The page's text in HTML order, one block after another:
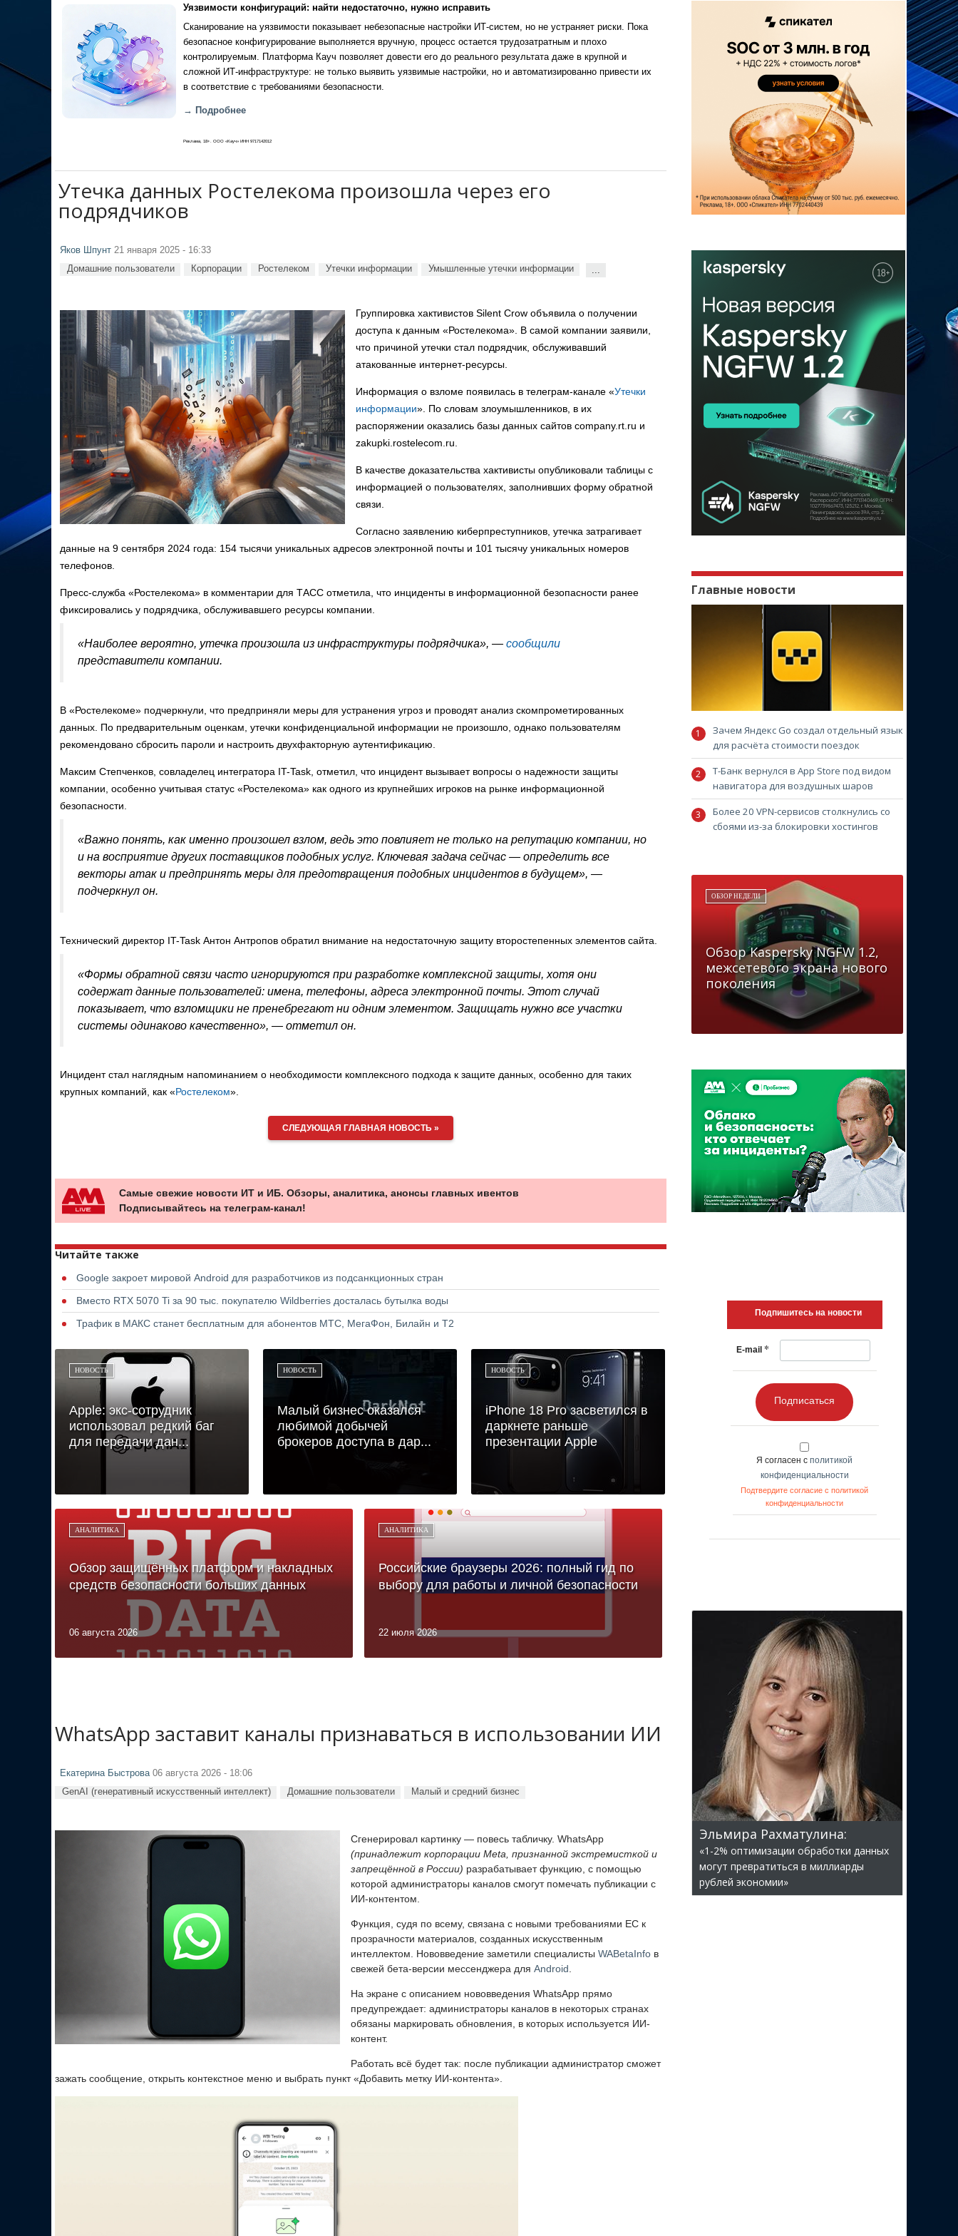
Уязвимости конфигураций: найти недостаточно, нужно исправить
Сканирование на уязвимости показывает небезопасные настройки ИТ-систем, но не устраняет риски. Пока
безопасное конфигурирование выполняется вручную, процесс остается трудозатратным и плохо
контролируемым. Платформа Кауч позволяет довести его до реального результата даже в крупной и
сложной ИТ-инфраструктуре: не только выявить уязвимые настройки, но и автоматизированно привести их
в соответствие с требованиями безопасности.
→ Подробнее
Реклама, 18+. ООО «Кауч» ИНН 9717142012
Утечка данных Ростелекома произошла через его
подрядчиков
Яков Шпунт 21 января 2025 - 16:33
Домашние пользователи Корпорации Ростелеком Утечки информации Умышленные утечки информации ...
Группировка хактивистов Silent Crow объявила о получении
доступа к данным «Ростелекома». В самой компании заявили,
что причиной утечки стал подрядчик, обслуживавший
атакованные интернет-ресурсы.
Информация о взломе появилась в телеграм-канале «Утечки
информации». По словам злоумышленников, в их
распоряжении оказались базы данных сайтов company.rt.ru и
zakupki.rostelecom.ru.
В качестве доказательства хактивисты опубликовали таблицы с
информацией о пользователях, заполнивших форму обратной
связи.
Согласно заявлению киберпреступников, утечка затрагивает
данные на 9 сентября 2024 года: 154 тысячи уникальных адресов электронной почты и 101 тысячу уникальных номеров
телефонов.
Пресс-служба «Ростелекома» в комментарии для ТАСС отметила, что инциденты в информационной безопасности ранее
фиксировались у подрядчика, обслуживавшего ресурсы компании.
«Наиболее вероятно, утечка произошла из инфраструктуры подрядчика», — сообщили
представители компании.
В «Ростелекоме» подчеркнули, что предприняли меры для устранения угроз и проводят анализ скомпрометированных
данных. По предварительным оценкам, утечки конфиденциальной информации не произошло, однако пользователям
рекомендовано сбросить пароли и настроить двухфакторную аутентификацию.
Максим Степченков, совладелец интегратора IT-Task, отметил, что инцидент вызывает вопросы о надежности защиты
компании, особенно учитывая статус «Ростелекома» как одного из крупнейших игроков на рынке информационной
безопасности.
«Важно понять, как именно произошел взлом, ведь это повлияет не только на репутацию компании, но
и на восприятие других поставщиков подобных услуг. Ключевая задача сейчас — определить все
векторы атак и предпринять меры для предотвращения подобных инцидентов в будущем», —
подчеркнул он.
Технический директор IT-Task Антон Антропов обратил внимание на недостаточную защиту второстепенных элементов сайта.
«Формы обратной связи часто игнорируются при разработке комплексной защиты, хотя они
содержат данные пользователей: имена, телефоны, адреса электронной почты. Этот случай
показывает, что взломщики не пренебрегают ни одним элементом. Защищать нужно все участки
системы одинаково качественно», — отметил он.
Инцидент стал наглядным напоминанием о необходимости комплексного подхода к защите данных, особенно для таких
крупных компаний, как «Ростелеком».
СЛЕДУЮЩАЯ ГЛАВНАЯ НОВОСТЬ »
Самые свежие новости ИТ и ИБ. Обзоры, аналитика, анонсы главных ивентов
Подписывайтесь на телеграм-канал!
Читайте также
Google закроет мировой Android для разработчиков из подсанкционных стран
Вместо RTX 5070 Ti за 90 тыс. покупателю Wildberries досталась бутылка воды
Трафик в МАКС станет бесплатным для абонентов МТС, МегаФон, Билайн и Т2
НОВОСТЬ
Apple: экс-сотрудник
использовал редкий баг
для передачи дан...
НОВОСТЬ
Малый бизнес оказался
любимой добычей
брокеров доступа в дар...
НОВОСТЬ
iPhone 18 Pro засветился в
даркнете раньше
презентации Apple
АНАЛИТИКА
Обзор защищённых платформ и накладных
средств безопасности больших данных
06 августа 2026
АНАЛИТИКА
Российские браузеры 2026: полный гид по
выбору для работы и личной безопасности
22 июля 2026
WhatsApp заставит каналы признаваться в использовании ИИ
Екатерина Быстрова06 августа 2026 - 18:06
GenAI (генеративный искусственный интеллект) Домашние пользователи Малый и средний бизнес
Сгенерировал картинку — повесь табличку. WhatsApp
(принадлежит корпорации Meta, признанной экстремисткой и
запрещённой в России) разрабатывает функцию, с помощью
которой администраторы каналов смогут помечать публикации с
ИИ-контентом.
Функция, судя по всему, связана с новыми требованиями ЕС к
прозрачности материалов, созданных искусственным
интеллектом. Нововведение заметили специалисты WABetaInfo в
свежей бета-версии мессенджера для Android
На экране с описанием нововведения WhatsApp прямо
предупреждает: администраторы каналов в некоторых странах
обязаны маркировать обновления, в которых используется ИИ-
контент.
Работать всё будет так: после публикации администратор сможет
зажать сообщение, открыть контекстное меню и выбрать пункт «Добавить метку ИИ-контента».
Главные новости
Зачем Яндекс Go создал отдельный язык
для расчёта стоимости поездок
Т-Банк вернулся в App Store под видом
навигатора для воздушных шаров
Более 20 VPN-сервисов столкнулись со
сбоями из-за блокировки хостингов
ОБЗОР НЕДЕЛИ
Обзор Kaspersky NGFW 1.2,
межсетевого экрана нового
поколения
Подпишитесь на новости
E-mail *
Подписаться
Я согласен с политикой
конфиденциальности
Подтвердите согласие с политикой
конфиденциальности
Эльмира Рахматулина:
«1-2% оптимизации обработки данных
могут превратиться в миллиарды
рублей экономии»